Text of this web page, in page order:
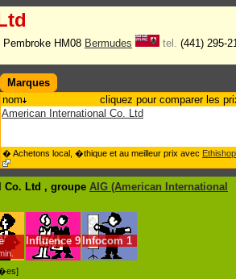
HM08 Bermudes tel. (441) 295-
Marques
nom
cliquez pour comparer les
American International Co. Ltd
� Achetons local, �thique et au meilleur prix avec Ethishop
Ltd , groupe AIG (American International
Influence 9 Infocom 1